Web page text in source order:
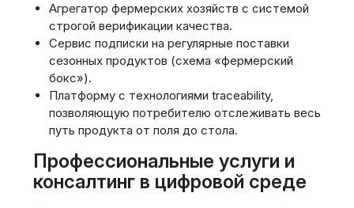
Агрегатор фермерских хозяйств с системой
строгой верификации качества.
Сервис подписки на регулярные поставки
сезонных продуктов (схема «фермерский
бокс»).
Платформу с технологиями traceability,
позволяющую потребителю отслеживать весь
путь продукта от поля до стола.
Профессиональные услуги и
консалтинг в цифровой среде